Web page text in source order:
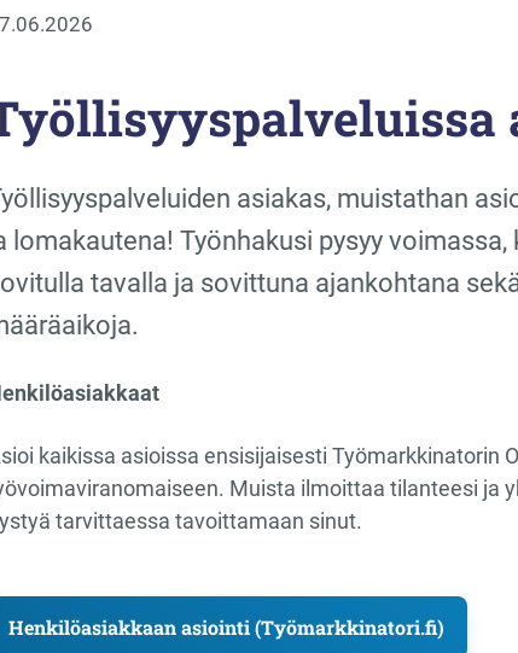
asiakas, muistathan
lomakautena! Työnhakusi pysyy
tavalla ja sovittuna ajankohtana
kaikissa asioissa ensisijaisesti Työmarkkinatorin
Muista ilmoittaa tilanteesi ja
tarvittaessa tavoittamaan sinut.
Henkilöasiakkaan asiointi (Työmarkkinatori.fi)